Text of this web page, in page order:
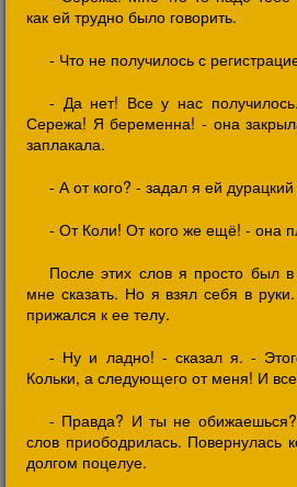
как ей трудно было говорить.
- Что не получилось с
- Да нет! Все у нас
Сережа! Я беременна! - она
заплакала.
- А от кого? - задал я ей
- От Коли! От кого же ещё! - она
После этих слов я просто был
мне сказать. Но я взял себя в
прижался к ее телу.
- Ну и ладно! - сказал я. -
Кольки, а следующего от меня! И
- Правда? И ты не
слов приободрилась. Повернулась
долгом поцелуе.